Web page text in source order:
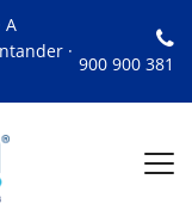
A
·
900 900 381